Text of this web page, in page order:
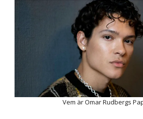
Vem är Omar Rudbergs